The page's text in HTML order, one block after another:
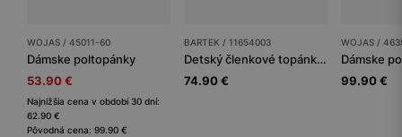
WOJAS / 45011-60
Dámske poltopánky
53.90 €
Najnižšia cena v období 30 dní:
62.90 €
Pôvodná cena: 99.90 €
BARTEK / 11654003
Detský členkové topánky BARTEK
74.90 €
WOJAS /
Dámske
99.90 €